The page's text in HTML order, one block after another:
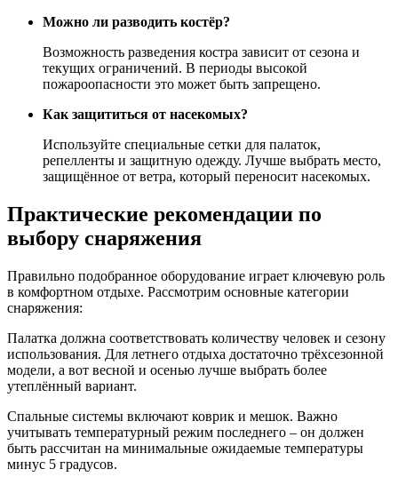
Можно ли разводить костёр?
Возможность разведения костра зависит от сезона и
текущих ограничений. В периоды высокой
пожароопасности это может быть запрещено.
Как защититься от насекомых?
Используйте специальные сетки для палаток,
репелленты и защитную одежду. Лучше выбрать место,
защищённое от ветра, который переносит насекомых.
Практические рекомендации по
выбору снаряжения
Правильно подобранное оборудование играет ключевую роль
в комфортном отдыхе. Рассмотрим основные категории
снаряжения:
Палатка должна соответствовать количеству человек и сезону
использования. Для летнего отдыха достаточно трёхсезонной
модели, а вот весной и осенью лучше выбрать более
утеплённый вариант.
Спальные системы включают коврик и мешок. Важно
учитывать температурный режим последнего – он должен
быть рассчитан на минимальные ожидаемые температуры
минус 5 градусов.